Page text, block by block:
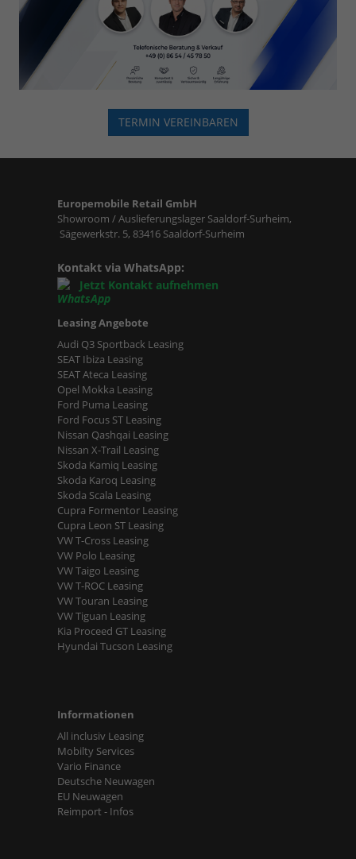
TERMIN VEREINBAREN
Europemobile Retail GmbH
Showroom / Auslieferungslager Saaldorf-Surheim,
Sägewerkstr. 5, 83416 Saaldorf-Surheim
Kontakt via WhatsApp:
Jetzt Kontakt aufnehmen
Leasing Angebote
Audi Q3 Sportback Leasing
SEAT Ibiza Leasing
SEAT Ateca Leasing
Opel Mokka Leasing
Ford Puma Leasing
Ford Focus ST Leasing
Nissan Qashqai Leasing
Nissan X-Trail Leasing
Skoda Kamiq Leasing
Skoda Karoq Leasing
Skoda Scala Leasing
Cupra Formentor Leasing
Cupra Leon ST Leasing
VW T-Cross Leasing
VW Polo Leasing
VW Taigo Leasing
VW T-ROC Leasing
VW Touran Leasing
VW Tiguan Leasing
Kia Proceed GT Leasing
Hyundai Tucson Leasing
Informationen
All inclusiv Leasing
Mobilty Services
Vario Finance
Deutsche Neuwagen
EU Neuwagen
Reimport - Infos